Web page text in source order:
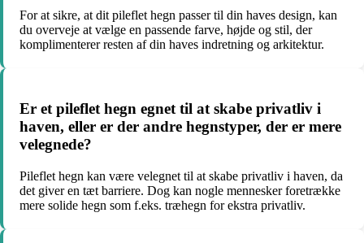
For at sikre, at dit pileflet hegn passer til din haves design, kan
du overveje at vælge en passende farve, højde og stil, der
komplimenterer resten af din haves indretning og arkitektur.
Er et pileflet hegn egnet til at skabe privatliv i
haven, eller er der andre hegnstyper, der er mere
velegnede?
Pileflet hegn kan være velegnet til at skabe privatliv i haven, da
det giver en tæt barriere. Dog kan nogle mennesker foretrække
mere solide hegn som f.eks. træhegn for ekstra privatliv.